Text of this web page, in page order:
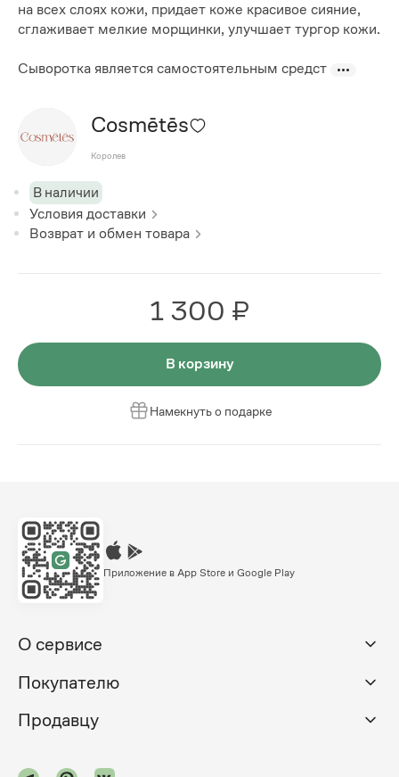
на всех слоях кожи, придает коже красивое сияние,
сглаживает мелкие морщинки, улучшает тургор кожи.
Сыворотка является самостоятельным средст
Cosmētēs
Королев
В наличии
Условия доставки
Возврат и обмен товара
1 300 ₽
В корзину
Намекнуть о подарке
Приложение в App Store и Google Play
О сервисе
Покупателю
Продавцу